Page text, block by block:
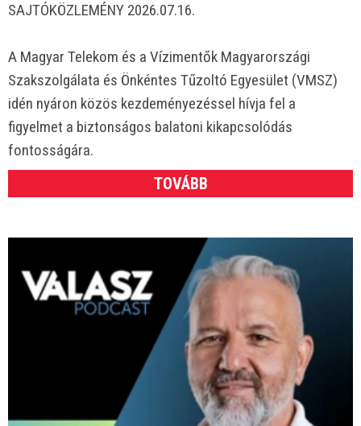
SAJTÓKÖZLEMÉNY 2026.07.16.
A Magyar Telekom és a Vízimentők Magyarországi
Szakszolgálata és Önkéntes Tűzoltó Egyesület (VMSZ)
idén nyáron közös kezdeményezéssel hívja fel a
figyelmet a biztonságos balatoni kikapcsolódás
fontosságára.
TOVÁBB